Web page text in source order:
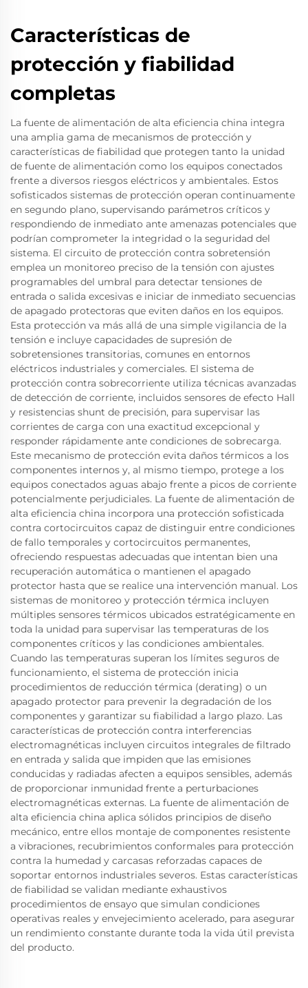
Características de
protección y fiabilidad
completas
La fuente de alimentación de alta eficiencia china integra
una amplia gama de mecanismos de protección y
características de fiabilidad que protegen tanto la unidad
de fuente de alimentación como los equipos conectados
frente a diversos riesgos eléctricos y ambientales. Estos
sofisticados sistemas de protección operan continuamente
en segundo plano, supervisando parámetros críticos y
respondiendo de inmediato ante amenazas potenciales que
podrían comprometer la integridad o la seguridad del
sistema. El circuito de protección contra sobretensión
emplea un monitoreo preciso de la tensión con ajustes
programables del umbral para detectar tensiones de
entrada o salida excesivas e iniciar de inmediato secuencias
de apagado protectoras que eviten daños en los equipos.
Esta protección va más allá de una simple vigilancia de la
tensión e incluye capacidades de supresión de
sobretensiones transitorias, comunes en entornos
eléctricos industriales y comerciales. El sistema de
protección contra sobrecorriente utiliza técnicas avanzadas
de detección de corriente, incluidos sensores de efecto Hall
y resistencias shunt de precisión, para supervisar las
corrientes de carga con una exactitud excepcional y
responder rápidamente ante condiciones de sobrecarga.
Este mecanismo de protección evita daños térmicos a los
componentes internos y, al mismo tiempo, protege a los
equipos conectados aguas abajo frente a picos de corriente
potencialmente perjudiciales. La fuente de alimentación de
alta eficiencia china incorpora una protección sofisticada
contra cortocircuitos capaz de distinguir entre condiciones
de fallo temporales y cortocircuitos permanentes,
ofreciendo respuestas adecuadas que intentan bien una
recuperación automática o mantienen el apagado
protector hasta que se realice una intervención manual. Los
sistemas de monitoreo y protección térmica incluyen
múltiples sensores térmicos ubicados estratégicamente en
toda la unidad para supervisar las temperaturas de los
componentes críticos y las condiciones ambientales.
Cuando las temperaturas superan los límites seguros de
funcionamiento, el sistema de protección inicia
procedimientos de reducción térmica (derating) o un
apagado protector para prevenir la degradación de los
componentes y garantizar su fiabilidad a largo plazo. Las
características de protección contra interferencias
electromagnéticas incluyen circuitos integrales de filtrado
en entrada y salida que impiden que las emisiones
conducidas y radiadas afecten a equipos sensibles, además
de proporcionar inmunidad frente a perturbaciones
electromagnéticas externas. La fuente de alimentación de
alta eficiencia china aplica sólidos principios de diseño
mecánico, entre ellos montaje de componentes resistente
a vibraciones, recubrimientos conformales para protección
contra la humedad y carcasas reforzadas capaces de
soportar entornos industriales severos. Estas características
de fiabilidad se validan mediante exhaustivos
procedimientos de ensayo que simulan condiciones
operativas reales y envejecimiento acelerado, para asegurar
un rendimiento constante durante toda la vida útil prevista
del producto.